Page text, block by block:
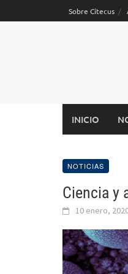
Sobre Citecus
INICIO
NOTICIAS
Ciencia y
10 enero,